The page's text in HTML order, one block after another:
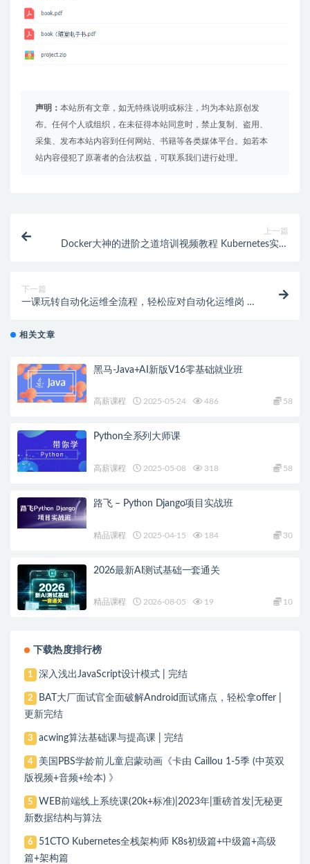
声明： 本站所有文章，如无特殊说明或标注，均为本站原创发
布。任何个人或组织，在未征得本站同意时，禁止复制、盗用、
采集、发布本站内容到任何网站、书籍等各类媒体平台。如若本
站内容侵犯了原著者的合法权益，可联系我们进行处理。
上一篇
Docker大神的进阶之道培训视频教程 Kubernetes实战
下一篇
一课玩转自动化运维全流程，轻松应对自动化运维岗 |
相关文章
黑马-Java+AI新版V16零基础就业班
高薪课程 2025-05-24 486 58
Python全系列大师课
高薪课程 2025-05-08 318 58
路飞 – Python Django项目实战班
精品课程 2025-04-15 184 30
2026最新AI测试基础一套通关
精品课程 2026-08-05 19 10
下载热度排行榜
1 深入浅出JavaScript设计模式 | 完结
2
BAT大厂面试官全面破解Android面试痛点，轻松拿offer |
更新完结
3 acwing算法基础课与提高课 | 完结
4
美国PBS学龄前儿童启蒙动画《卡由 Caillou 1-5季 (中英双
版视频+音频+绘本) 》
5
WEB前端线上系统课(20k+标准)|2023年|重磅首发|无秘更
新数据结构与算法
6
51CTO Kubernetes全栈架构师 K8s初级篇+中级篇+高级
篇+架构篇